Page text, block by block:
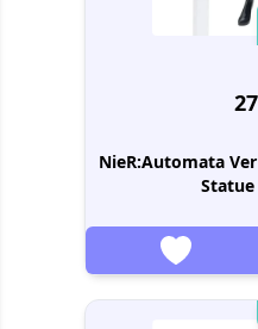
NieR:Automata
Statue